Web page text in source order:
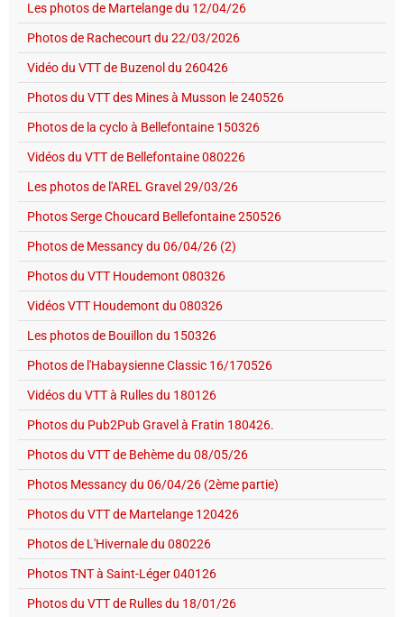
Les photos de Martelange du 12/04/26
Photos de Rachecourt du 22/03/2026
Vidéo du VTT de Buzenol du 260426
Photos du VTT des Mines à Musson le 240526
Photos de la cyclo à Bellefontaine 150326
Vidéos du VTT de Bellefontaine 080226
Les photos de l'AREL Gravel 29/03/26
Photos Serge Choucard Bellefontaine 250526
Photos de Messancy du 06/04/26 (2)
Photos du VTT Houdemont 080326
Vidéos VTT Houdemont du 080326
Les photos de Bouillon du 150326
Photos de l'Habaysienne Classic 16/170526
Vidéos du VTT à Rulles du 180126
Photos du Pub2Pub Gravel à Fratin 180426.
Photos du VTT de Behème du 08/05/26
Photos Messancy du 06/04/26 (2ème partie)
Photos du VTT de Martelange 120426
Photos de L'Hivernale du 080226
Photos TNT à Saint-Léger 040126
Photos du VTT de Rulles du 18/01/26